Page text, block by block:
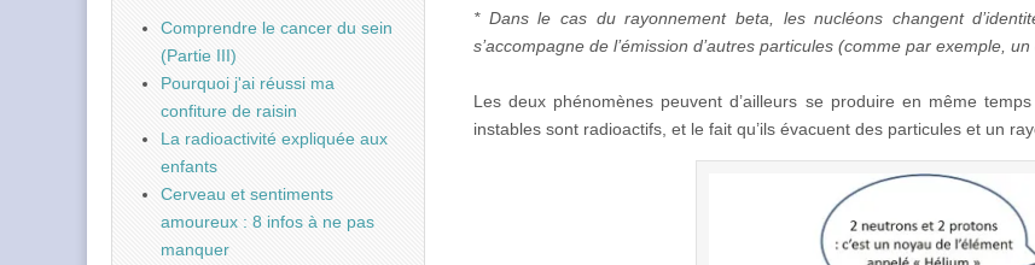
* Dans le cas du rayonnement beta, les nucléons changent
s’accompagne de l’émission d’autres particules (comme par exemple, un
Les deux phénomènes peuvent d’ailleurs se produire en même
instables sont radioactifs, et le fait qu’ils évacuent des particules et un
Comprendre le cancer du sein
(Partie III)
Pourquoi j'ai réussi ma
confiture de raisin
La radioactivité expliquée aux
enfants
Cerveau et sentiments
amoureux : 8 infos à ne pas
manquer